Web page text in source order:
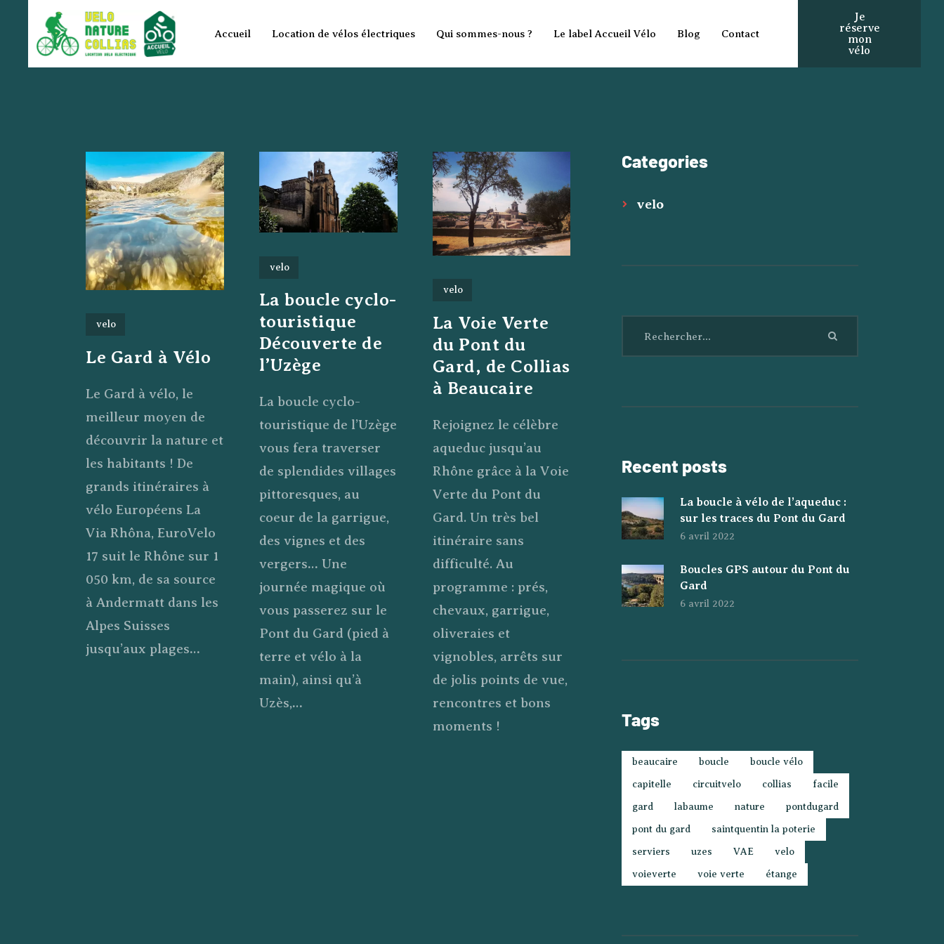
Accueil Location de vélos électriques Qui sommes-nous ? Le label Accueil Vélo Blog Contact
Je
réserve
mon
vélo
Accueil
Location de vélos
Le label Accueil
Vélo
Contact
velo
Le Gard à Vélo
Le Gard à vélo, le
meilleur moyen de
découvrir la nature et
les habitants ! De
grands itinéraires à
vélo Européens La
Via Rhôna, EuroVelo
17 suit le Rhône sur 1
050 km, de sa source
à Andermatt dans les
Alpes Suisses
jusqu’aux plages…
velo
La boucle cyclo-
touristique
Découverte de
l’Uzège
La boucle cyclo-
touristique de l’Uzège
vous fera traverser
de splendides villages
pittoresques, au
coeur de la garrigue,
des vignes et des
vergers… Une
journée magique où
vous passerez sur le
Pont du Gard (pied à
terre et vélo à la
main), ainsi qu’à
Uzès,…
velo
La Voie Verte
du Pont du
Gard, de Collias
à Beaucaire
Rejoignez le célèbre
aqueduc jusqu’au
Rhône grâce à la Voie
Verte du Pont du
Gard. Un très bel
itinéraire sans
difficulté. Au
programme : prés,
chevaux, garrigue,
oliveraies et
vignobles, arrêts sur
de jolis points de vue,
rencontres et bons
moments !
Categories
velo
Recent posts
La boucle à vélo de l’aqueduc :
sur les traces du Pont du Gard
6 avril 2022
Boucles GPS autour du Pont du
Gard
6 avril 2022
Tags
beaucaire boucle boucle vélo
capitelle circuitvelo collias facile
gard labaume nature pontdugard
pont du gard saintquentin la poterie
serviers uzes VAE velo
voieverte voie verte étange